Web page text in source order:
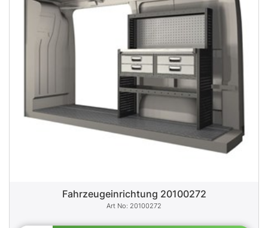
Fahrzeugeinrichtung 20100272
20100272